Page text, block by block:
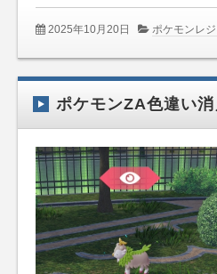
2025年10月20日 ポケモンレ
ポケモンZA色違い